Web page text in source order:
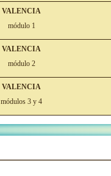
VALENCIA
módulo 1
VALENCIA
módulo 2
VALENCIA
módulos 3 y 4